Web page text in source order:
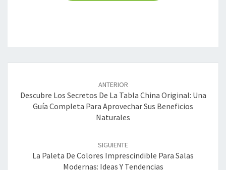
entradas
ANTERIOR
Descubre Los Secretos De La Tabla China Original: Una
Guía Completa Para Aprovechar Sus Beneficios
Naturales
SIGUIENTE
La Paleta De Colores Imprescindible Para Salas
Modernas: Ideas Y Tendencias